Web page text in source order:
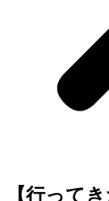
【行って